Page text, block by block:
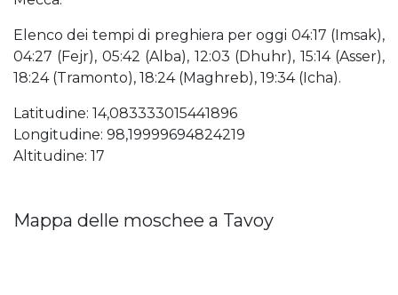
Elenco dei tempi di preghiera per oggi 04:17 (Imsak),
04:27 (Fejr), 05:42 (Alba), 12:03 (Dhuhr), 15:14 (Asser),
18:24 (Tramonto), 18:24 (Maghreb), 19:34 (Icha).
Latitudine: 14,083333015441896
Longitudine: 98,19999694824219
Altitudine: 17
Mappa delle moschee a Tavoy